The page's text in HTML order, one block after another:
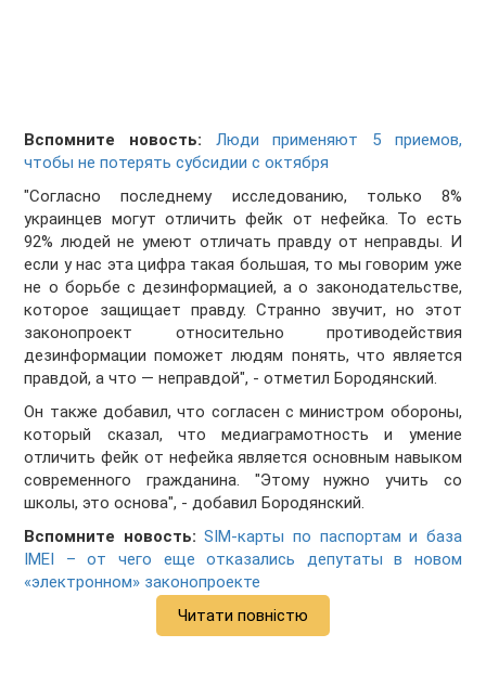
Вспомните новость: Люди применяют 5 приемов,
чтобы не потерять субсидии с октября
"Согласно последнему исследованию, только 8%
украинцев могут отличить фейк от нефейка. То есть
92% людей не умеют отличать правду от неправды. И
если у нас эта цифра такая большая, то мы говорим уже
не о борьбе с дезинформацией, а о законодательстве,
которое защищает правду. Странно звучит, но этот
законопроект относительно противодействия
дезинформации поможет людям понять, что является
правдой, а что — неправдой", - отметил Бородянский.
Он также добавил, что согласен с министром обороны,
который сказал, что медиаграмотность и умение
отличить фейк от нефейка является основным навыком
современного гражданина. "Этому нужно учить со
школы, это основа", - добавил Бородянский.
Вспомните новость:SIM-карты по паспортам и база
IMEI – от чего еще отказались депутаты в новом
«электронном» законопроекте
Читати повністю